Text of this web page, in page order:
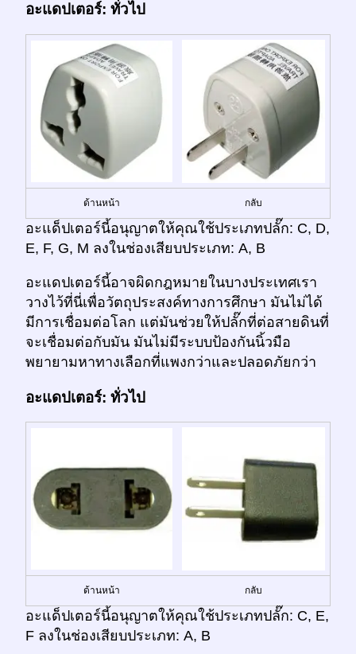
อะแดปเตอร์: ทั่วไป
ด้านหน้า กลับ
อะแด็ปเตอร์นี้อนุญาตให้คุณใช้ประเภทปลั๊ก: C, D,
E, F, G, M ลงในช่องเสียบประเภท: A, B
อะแดปเตอร์นี้อาจผิดกฎหมายในบางประเทศเรา
วางไว้ที่นี่เพื่อวัตถุประสงค์ทางการศึกษา มันไม่ได้
มีการเชื่อมต่อโลก แต่มันช่วยให้ปลั๊กที่ต่อสายดินที่
จะเชื่อมต่อกับมัน มันไม่มีระบบป้องกันนิ้วมือ
พยายามหาทางเลือกที่แพงกว่าและปลอดภัยกว่า
อะแดปเตอร์: ทั่วไป
ด้านหน้า กลับ
อะแด็ปเตอร์นี้อนุญาตให้คุณใช้ประเภทปลั๊ก: C, E,
F ลงในช่องเสียบประเภท: A, B